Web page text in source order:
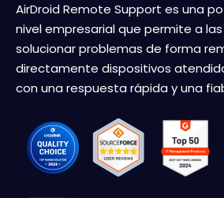
AirDroid Remote Support es una
nivel empresarial que permite a
solucionar problemas de forma
directamente dispositivos
con una respuesta rápida y una